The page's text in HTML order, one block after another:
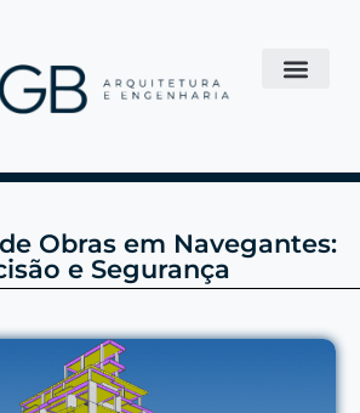
Obras em Navegantes:
e Segurança